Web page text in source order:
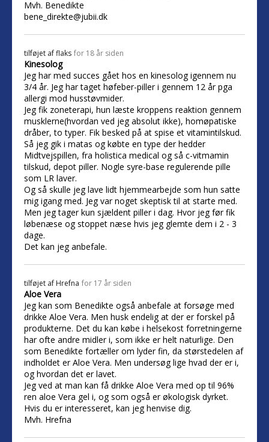
Mvh. Benedikte
bene_direkte@jubii.dk
tilføjet afflaks for 18 år siden
Kinesolog
Jeg har med succes gået hos en kinesolog igennem nu
3/4 år. Jeg har taget høfeber-piller i gennem 12 år pga
allergi mod husstøvmider.
Jeg fik zoneterapi, hun læste kroppens reaktion gennem
musklerne(hvordan ved jeg absolut ikke), homøpatiske
dråber, to typer. Fik besked på at spise et vitamintilskud.
Så jeg gik i matas og købte en type der hedder
Midtvejspillen, fra holistica medical og så c-vitmamin
tilskud, depot piller. Nogle syre-base regulerende pille
som LR laver.
Og så skulle jeg lave lidt hjemmearbejde som hun satte
mig igang med. Jeg var noget skeptisk til at starte med.
Men jeg tager kun sjældent piller i dag. Hvor jeg før fik
løbenæse og stoppet næse hvis jeg glemte dem i 2 - 3
dage.
Det kan jeg anbefale.
tilføjet af Hrefna for 17 år siden
Aloe Vera
Jeg kan som Benedikte også anbefale at forsøge med
drikke Aloe Vera. Men husk endelig at der er forskel på
produkterne. Det du kan købe i helsekost forretningerne
har ofte andre midler i, som ikke er helt naturlige. Den
som Benedikte fortæller om lyder fin, da størstedelen af
indholdet er Aloe Vera. Men undersøg lige hvad der er i,
og hvordan det er lavet.
Jeg ved at man kan få drikke Aloe Vera med op til 96%
ren aloe Vera gel i, og som også er økologisk dyrket.
Hvis du er interesseret, kan jeg henvise dig.
Mvh. Hrefna